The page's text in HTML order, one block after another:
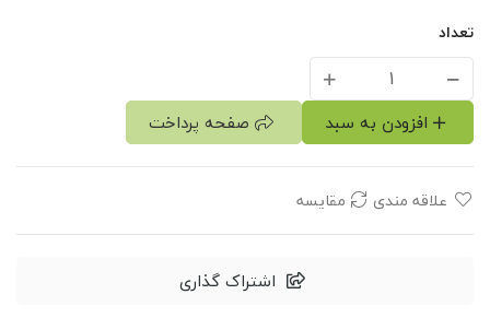
تعداد
افزودن به سبد صفحه پرداخت
علاقه مندی مقایسه
اشتراک گذاری